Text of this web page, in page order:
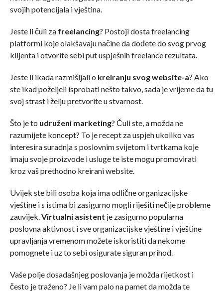
svojih potencijala i vještina.
Jeste li čuli za freelancing? Postoji dosta freelancing
platformi koje olakšavaju načine da dođete do svog prvog
klijenta i otvorite sebi put uspješnih freelance rezultata.
Jeste li ikada razmišljali o kreiranju svog website-a? Ako
ste ikad poželjeli isprobati nešto takvo, sada je vrijeme da tu
svoj strast i želju pretvorite u stvarnost.
Što je to udruženi marketing? Čuli ste, a možda ne
razumijete koncept? To je recept za uspjeh ukoliko vas
interesira suradnja s poslovnim svijetom i tvrtkama koje
imaju svoje proizvode i usluge te iste mogu promovirati
kroz vaš prethodno kreirani website.
Uvijek ste bili osoba koja ima odlične organizacijske
vještine i s istima bi zasigurno mogli riješiti nečije probleme
zauvijek.Virtualni asistent je zasigurno popularna
poslovna aktivnost i sve organizacijske vještine i vještine
upravljanja vremenom možete iskoristiti da nekome
pomognete i uz to sebi osigurate siguran prihod.
Vaše polje dosadašnjeg poslovanja je možda rijetkost i
često je traženo? Je li vam palo na pamet da možda te